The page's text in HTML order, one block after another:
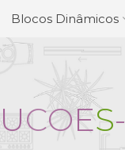
Blocos Dinâmicos
UCOES-